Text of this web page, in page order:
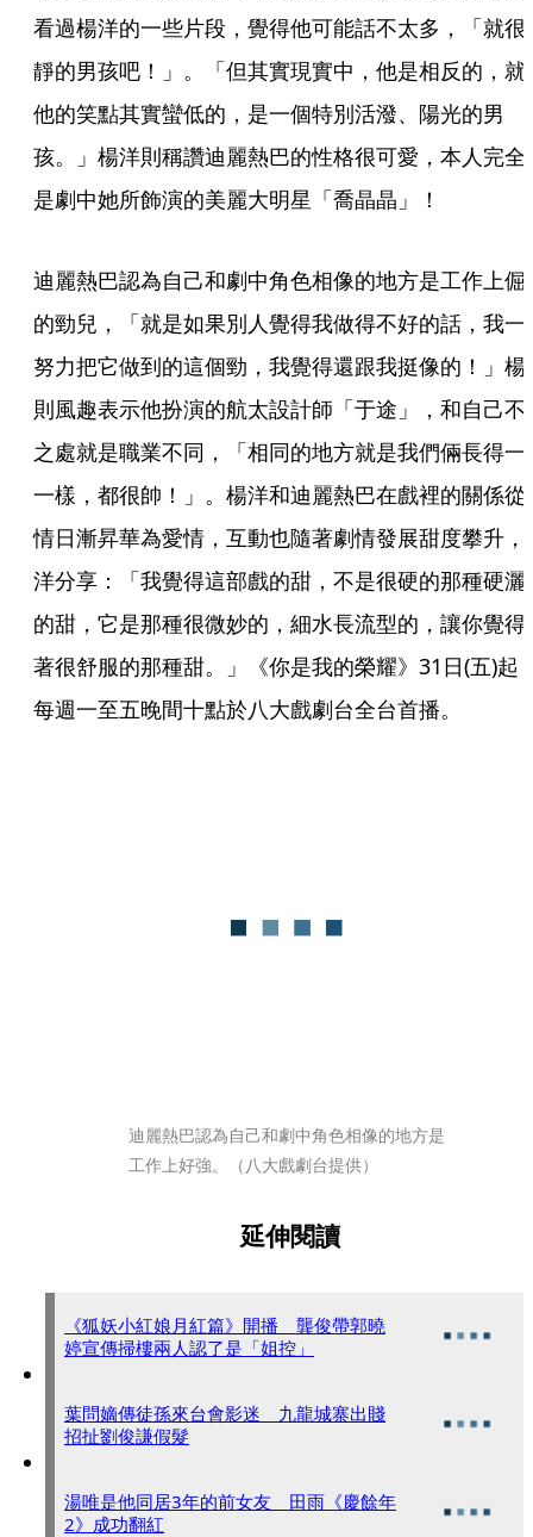
看過楊洋的一些片段，覺得他可能話不太多，「就很
靜的男孩吧！」。「但其實現實中，他是相反的，就
他的笑點其實蠻低的，是一個特別活潑、陽光的男
孩。」楊洋則稱讚迪麗熱巴的性格很可愛，本人完全
是劇中她所飾演的美麗大明星「喬晶晶」！
迪麗熱巴認為自己和劇中角色相像的地方是工作上倔
的勁兒，「就是如果別人覺得我做得不好的話，我一
努力把它做到的這個勁，我覺得還跟我挺像的！」楊
則風趣表示他扮演的航太設計師「于途」，和自己不
之處就是職業不同，「相同的地方就是我們倆長得一
一樣，都很帥！」。楊洋和迪麗熱巴在戲裡的關係從
情日漸昇華為愛情，互動也隨著劇情發展甜度攀升，
洋分享：「我覺得這部戲的甜，不是很硬的那種硬灑
的甜，它是那種很微妙的，細水長流型的，讓你覺得
著很舒服的那種甜。」《你是我的榮耀》31日(五)起
每週一至五晚間十點於八大戲劇台全台首播。
迪麗熱巴認為自己和劇中角色相像的地方是
工作上好強。（八大戲劇台提供）
延伸閱讀
《狐妖小紅娘月紅篇》開播 龔俊帶郭曉
婷宣傳掃樓兩人認了是「姐控」
葉問嫡傳徒孫來台會影迷 九龍城寨出賤
招扯劉俊謙假髮
湯唯是他同居3年的前女友 田雨《慶餘年
2》成功翻紅